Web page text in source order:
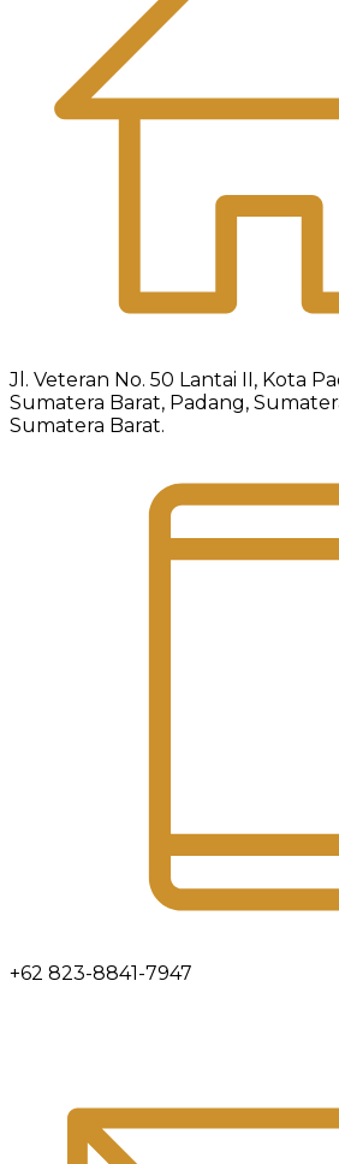
Jl. Veteran No. 50 Lantai II, Kota
Sumatera Barat, Padang,
Sumatera Barat.
+62 823-8841-7947